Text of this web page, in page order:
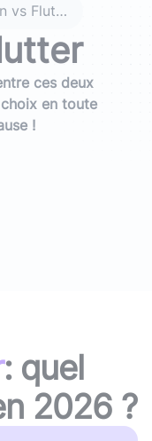
Kotlin vs Flutter
ces deux
en toute
!
: quel
2026?